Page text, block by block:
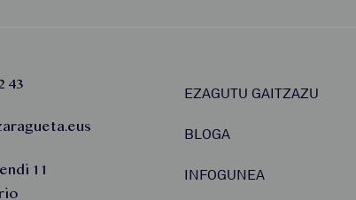
43
11
EZAGUTU GAITZAZU
BLOGA
INFOGUNEA